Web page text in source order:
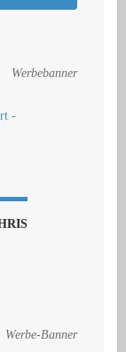
Werbebanner
Werbe-Banner